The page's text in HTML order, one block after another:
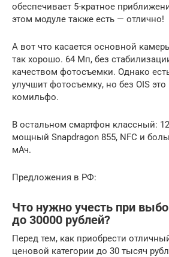
обеспечивает 5-кратное
этом модуле также есть — отлично!
А вот что касается основной
так хорошо. 64 Мп, без
качеством фотосъемки. Однако
улучшит фотосъемку, но без OIS
комильфо.
В остальном смартфон классный:
мощный Snapdragon 855, NFC и
мАч.
Предложения в РФ:
Что нужно учесть при
до 30000 рублей?
Перед тем, как приобрести
ценовой категории до 30 тысяч